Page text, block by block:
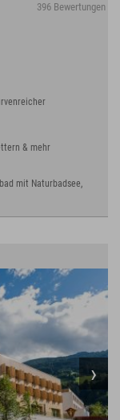
396 Bewertungen
& mehr
mit Naturbadsee,